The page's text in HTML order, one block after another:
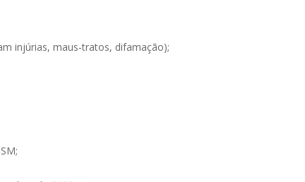
injúrias, maus-tratos, difamação);